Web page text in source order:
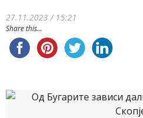
27.11.2023 / 15:21
Share this...